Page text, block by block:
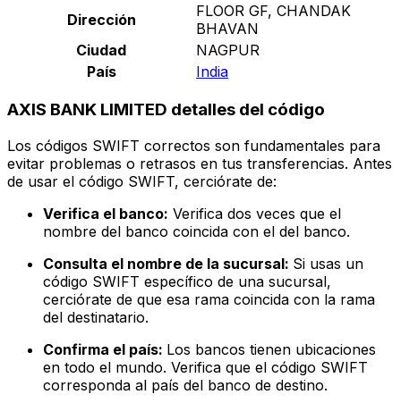
Dirección
FLOOR GF, CHANDAK
BHAVAN
Ciudad
NAGPUR
País
India
AXIS BANK LIMITED detalles del código
Los códigos SWIFT correctos son fundamentales para
evitar problemas o retrasos en tus transferencias. Antes
de usar el código SWIFT, cerciórate de:
Verifica el banco: Verifica dos veces que el
nombre del banco coincida con el del banco.
Consulta el nombre de la sucursal: Si usas un
código SWIFT específico de una sucursal,
cerciórate de que esa rama coincida con la rama
del destinatario.
Confirma el país: Los bancos tienen ubicaciones
en todo el mundo. Verifica que el código SWIFT
corresponda al país del banco de destino.